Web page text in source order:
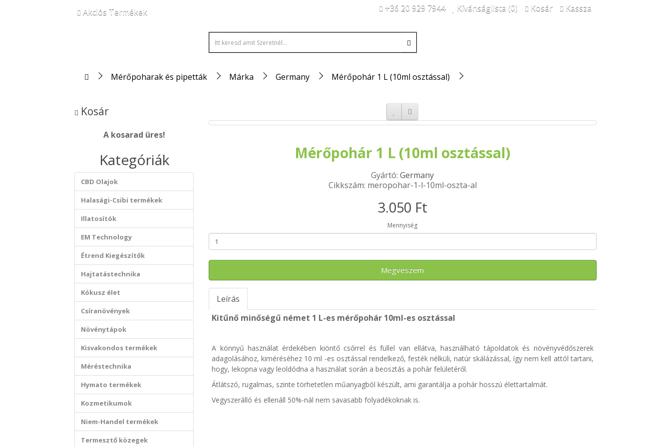
Akciós Termékek +36 20 929 7944 Kívánságlista (0) Kosár Kassza
Mérőpoharak és pipetták Márka Germany Mérőpohár 1 L (10ml osztással)
Kosár
A kosarad üres!
Kategóriák
CBD Olajok
Halasági-Csibi termékek
Illatosítók
EM Technology
Étrend Kiegészítők
Hajtatástechnika
Kókusz élet
Csíranövények
Növénytápok
Kisvakondos termékek
Méréstechnika
Hymato termékek
Kozmetikumok
Niem-Handel termékek
Termesztő közegek
Mérőpohár 1 L (10ml osztással)
Gyártó:Germany
Cikkszám: meropohar-1-l-10ml-oszta-al
3.050 Ft
Mennyiség
Megveszem
Leírás
Kitűnő minőségű német 1 L-es mérőpohár 10ml-es osztással
A könnyű használat érdekében kiöntő csőrrel és füllel van ellátva, használható tápoldatok és növényvédőszerek
adagolásához, kiméréséhez 10 ml -es osztással rendelkező, festék nélküli, natúr skálázással, így nem kell attól tartani,
hogy, lekopna vagy leoldódna a használat során a beosztás a pohár felületéről.
Átlátszó, rugalmas, szinte törhetetlen műanyagból készült, ami garantálja a pohár hosszú élettartalmát.
Vegyszerálló és ellenáll 50%-nál nem savasabb folyadékoknak is.